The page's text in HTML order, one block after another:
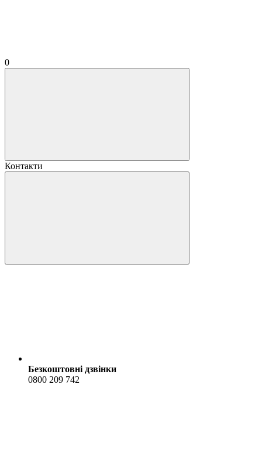
0
Контакти
Безкоштовні дзвінки
0800 209 742